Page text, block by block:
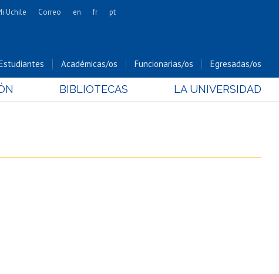
Cs. Forestales y Conservación
Cs. Sociales
Uchile Correo en fr pt
Académicas/os Funcionarias/os Egresadas/os
BIBLIOTECAS LA UNIVERSIDAD